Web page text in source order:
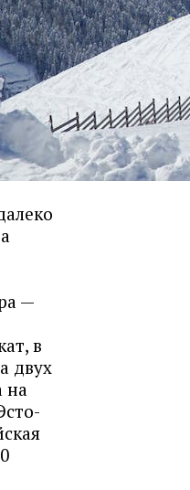
—
в
двух
на